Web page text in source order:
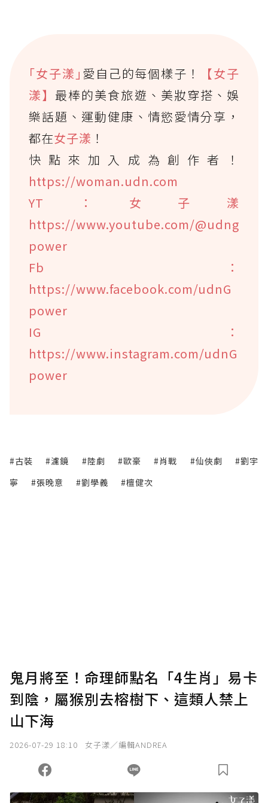
｢女子漾｣ 愛自己的每個樣子！
【女子
漾】 最棒的美食旅遊、美妝穿搭、娛
樂話題、運動健康、情慾愛情分享，
都在女子漾 ！
快點來加入成為創作者！
https://woman.udn.com
YT：女子漾
https://www.youtube.com/@udng
power
Fb：
https://www.facebook.com/udnG
power
IG：
https://www.instagram.com/udnG
power
#古裝 #濾鏡 #陸劇 #歐豪 #肖戰 #仙俠劇
#劉宇
寧
#張晚意 #劉學義 #檀健次
鬼月將至！命理師點名「4生肖」易卡
到陰，屬猴別去榕樹下、這類人禁上
山下海
2026-07-29 18:10 女子漾／編輯ANDREA